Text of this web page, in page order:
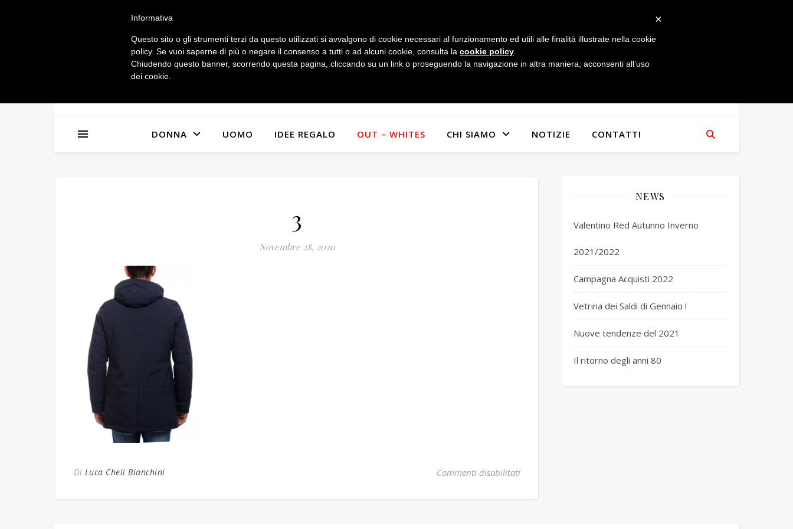
IL MIO ACCOUNT
DONNA UOMO IDEE REGALO OUT – WHITES CHI SIAMO NOTIZIE CONTATTI
3
Novembre 28, 2020
Di Luca Cheli Bianchini Commenti disabilitatisu 3
NEWS
Valentino Red Autunno Inverno
2021/2022
Campagna Acquisti 2022
Vetrina dei Saldi di Gennaio !
Nuove tendenze del 2021
Il ritorno degli anni 80
×
Informativa
Questo sito o gli strumenti terzi da questo utilizzati si avvalgono di cookie necessari al funzionamento ed utili alle finalità illustrate nella cookie
policy. Se vuoi saperne di più o negare il consenso a tutti o ad alcuni cookie, consulta la cookie policy
Chiudendo questo banner, scorrendo questa pagina, cliccando su un link o proseguendo la navigazione in altra maniera, acconsenti all’uso
dei cookie.